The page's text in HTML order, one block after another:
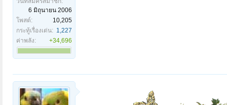
6 มิถุนายน 2006
โพสต์:
10,205
กระทู้เรื่องเด่น: 1,227
ค่าพลัง:
+34,696